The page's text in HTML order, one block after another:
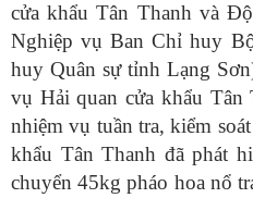
cửa khẩu Tân Thanh và
Nghiệp vụ Ban Chỉ huy
huy Quân sự tỉnh Lạng
vụ Hải quan cửa khẩu
nhiệm vụ tuần tra, kiểm
khẩu Tân Thanh đã phát
chuyển 45kg pháo hoa nổ